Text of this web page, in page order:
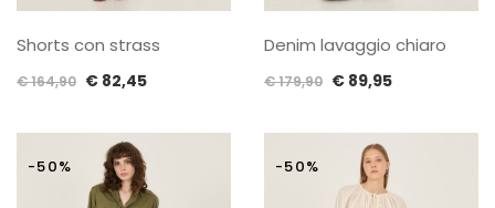
Shorts con strass
€164,90 Il
originale
era:
€ 164,90.
€ 82,45Il
attuale
€ 82,45.
Denim lavaggio chiaro
€179,90 Il
originale
era:
€ 179,90.
€ 89,95Il
attuale
-50% -50%